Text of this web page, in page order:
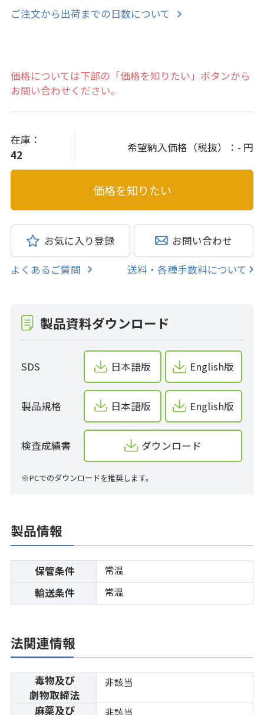
ご注文から出荷までの日数について
価格については下部の「価格を知りたい」ボタンから
お問い合わせください。
在庫：
42
希望納入価格（税抜）： - 円
お気に入り登録 お問い合わせ
よくあるご質問 送料・各種手数料について
製品資料ダウンロード
SDS 日本語版 English版
製品規格 日本語版 English版
検査成績書 ダウンロード
※PCでのダウンロードを推奨します。
製品情報
保管条件 常温
輸送条件 常温
法関連情報
毒物及び
劇物取締法
非該当
麻薬及び 非該当